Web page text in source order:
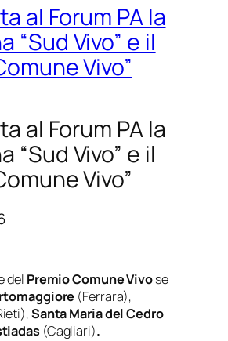
al Forum PA la
“Sud Vivo” e il
Vivo”
al Forum PA la
“Sud Vivo” e il
Vivo”
del Premio Comune Vivose
(Ferrara),
Santa Maria del Cedro
(Cagliari).